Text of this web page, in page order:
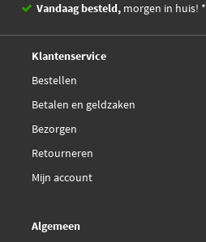
Vandaag besteld, morgen in huis! *
Klantenservice
Bestellen
Betalen en geldzaken
Bezorgen
Retourneren
Mijn account
Algemeen